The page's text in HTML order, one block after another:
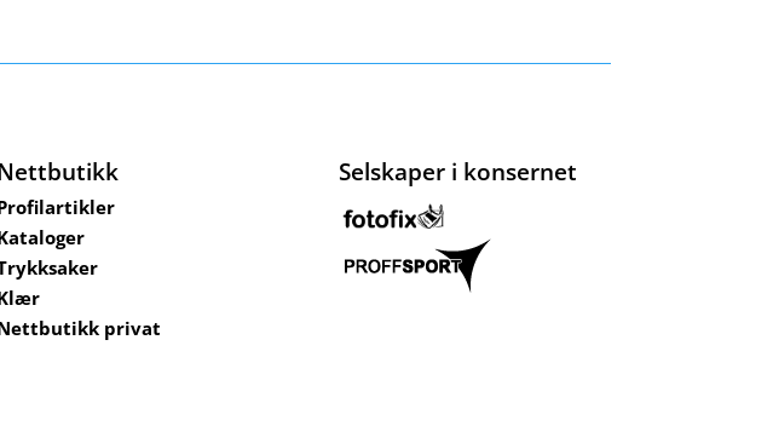
privat
Selskaper i konsernet